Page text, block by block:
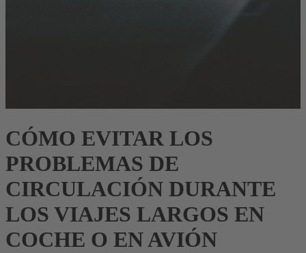
CÓMO EVITAR LOS
PROBLEMAS DE
CIRCULACIÓN DURANTE
LOS VIAJES LARGOS EN
COCHE O EN AVIÓN